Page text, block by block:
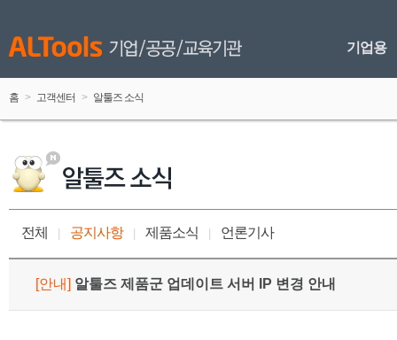
기업용
홈 > 고객센터 > 알툴즈 소식
전체 공지사항 제품소식 언론기사
[안내] 알툴즈 제품군 업데이트 서버 IP 변경 안내